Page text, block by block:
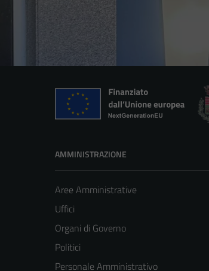
AMMINISTRAZIONE
Aree Amministrative
Uffici
Organi di Governo
Politici
Personale Amministrativo